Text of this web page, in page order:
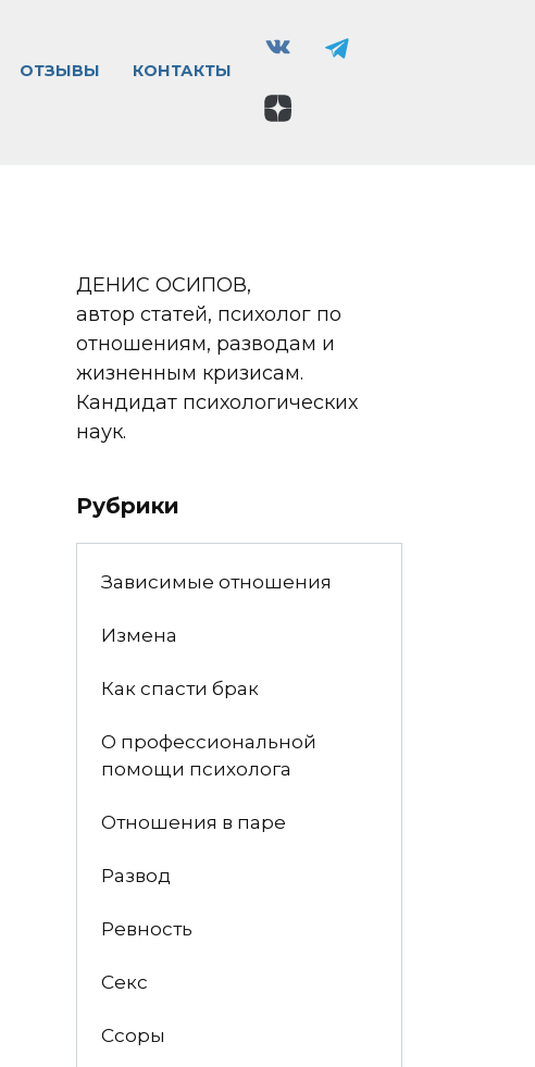
ОТЗЫВЫ КОНТАКТЫ
ДЕНИС ОСИПОВ,
автор статей, психолог по
отношениям, разводам и
жизненным кризисам.
Кандидат психологических
наук.
Рубрики
Зависимые отношения
Измена
Как спасти брак
О профессиональной
помощи психолога
Отношения в паре
Развод
Ревность
Секс
Ссоры